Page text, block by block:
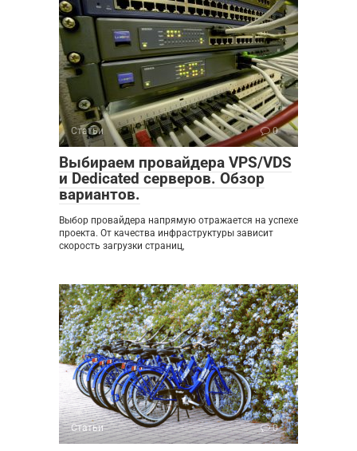
Статьи 0
Выбираем провайдера VPS/VDS
и Dedicated серверов. Обзор
вариантов.
Выбор провайдера напрямую отражается на успехе
проекта. От качества инфраструктуры зависит
скорость загрузки страниц,
Статьи 0